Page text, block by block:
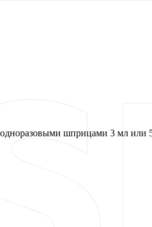
шприцами 3 мл или